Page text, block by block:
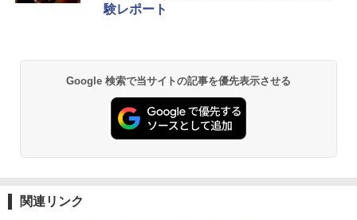
験レポート
Google 検索で当サイトの記事を優先表示させる
関連リンク